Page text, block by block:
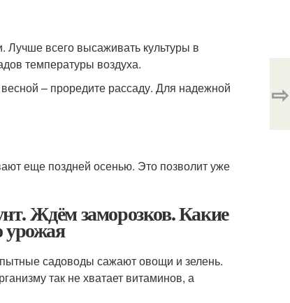
Лучше всего высаживать культуры в
температуры воздуха.
– проредите рассаду. Для надежной
еще поздней осенью. Это позволит уже
Ждём заморозков. Какие
урожая
садоводы сажают овощи и зелень.
так не хватает витаминов, а
⇨